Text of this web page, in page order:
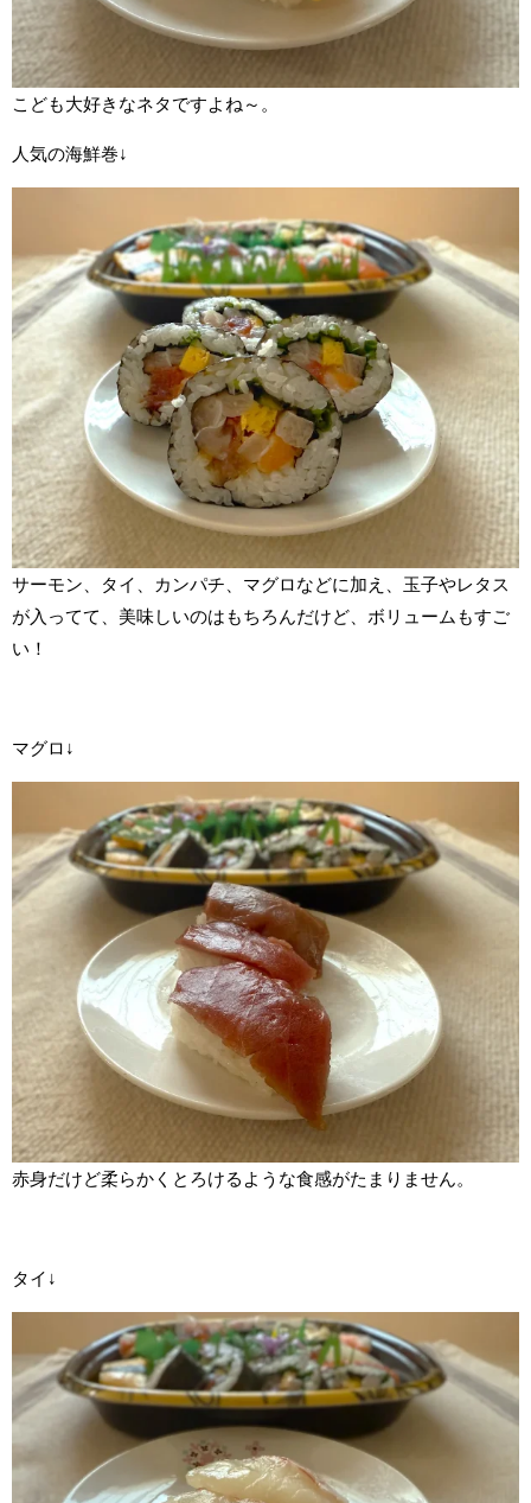
こども大好きなネタですよね～。
人気の海鮮巻↓
サーモン、タイ、カンパチ、マグロなどに加え、玉子やレタス
が入ってて、美味しいのはもちろんだけど、ボリュームもすご
い！
マグロ↓
赤身だけど柔らかくとろけるような食感がたまりません。
タイ↓